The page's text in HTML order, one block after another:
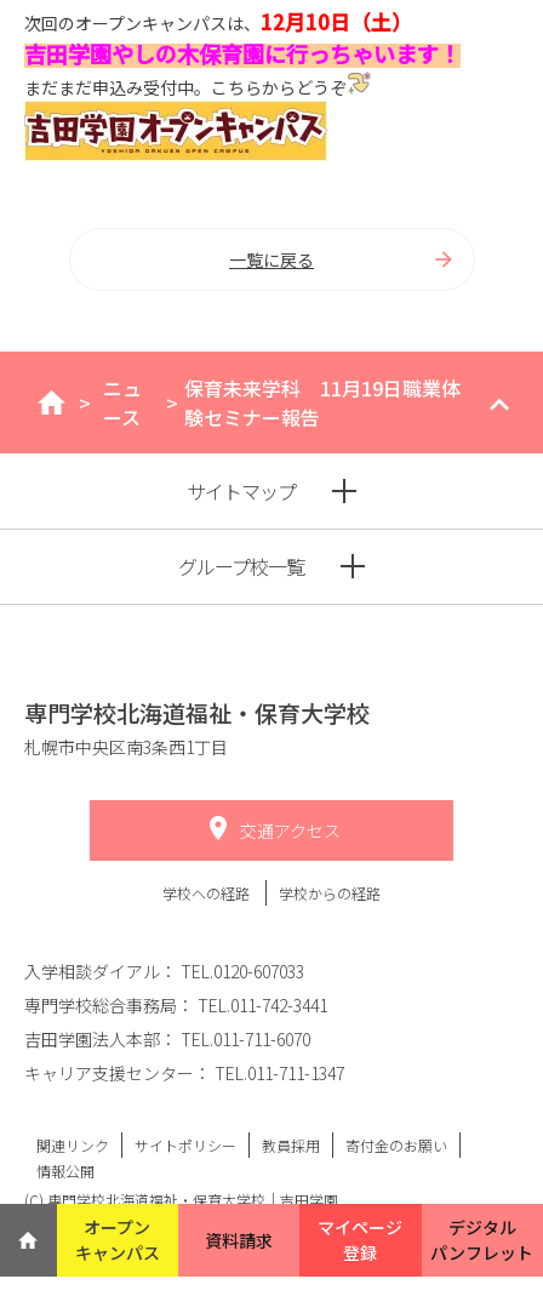
次回のオープンキャンパスは、 12月10日（土）
吉田学園やしの木保育園に行っちゃいます！
まだまだ申込み受付中。こちらからどうぞ
一覧に戻る
home
> ニュ
ース
> 保育未来学科 11月19日職業体
験セミナー報告
サイトマップ
グループ校一覧
専門学校北海道福祉・保育大学校
札幌市中央区南3条西1丁目
交通アクセス
学校への経路 学校からの経路
入学相談ダイアル： TEL.0120-607033
専門学校総合事務局： TEL.011-742-3441
吉田学園法人本部： TEL.011-711-6070
キャリア支援センター： TEL.011-711-1347
関連リンク サイトポリシー 教員採用
寄付金のお願い
情報公開
(C) 専門学校北海道福祉・保育大学校｜吉田学園
オープン
キャンパス
資料請求
マイページ
登録
デジタル
パンフレット